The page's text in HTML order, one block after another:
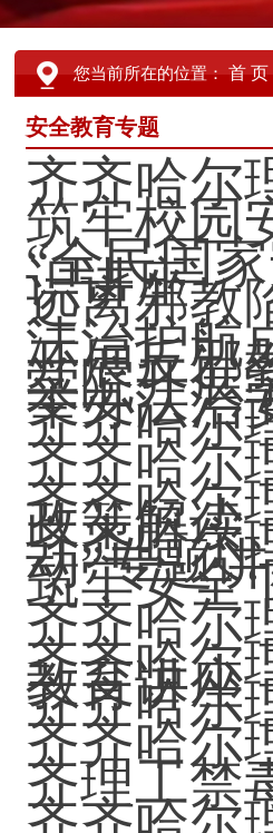
您当前所在的位置：首 页
安全教育专题
齐齐哈尔
筑牢校园
识讲座
“全民国
远离邪教
开展反邪
法治护航
举办法治
学院开展
齐齐哈尔
齐齐哈尔
政策解读
齐齐哈尔
动”专题
齐齐哈尔
筑牢安全
齐齐哈尔
教育讲座
齐齐哈尔
齐齐哈尔
齐齐哈尔
齐理工禁